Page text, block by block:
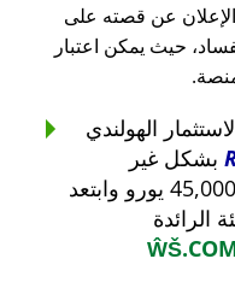
من 2015 إلى 2019. تم الإعلان عن قصته على
حيث يمكن اعتبار
(Fortune 500) بشكل غير
منطقي عن استثمار بقيمة 45,000 يورو وابتعد
الرائدة